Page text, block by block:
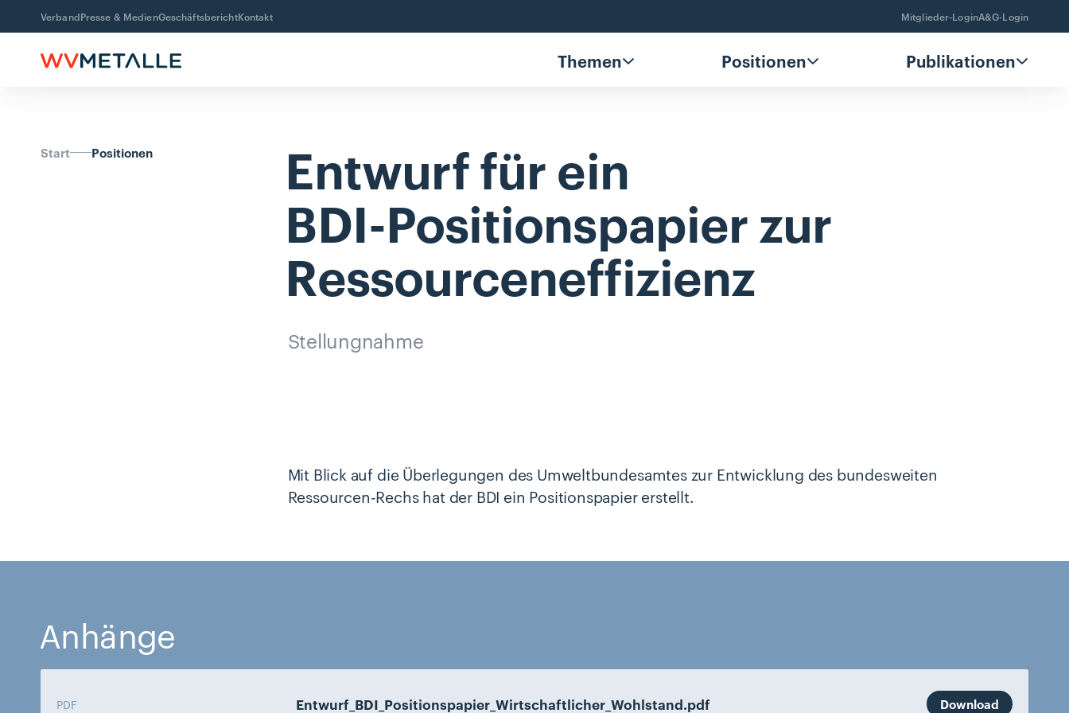
VerbandPresse & MedienGeschäftsberichtKontakt Mitglieder-LoginA&G-Login
Themen Positionen Publikationen
Start Positionen Entwurffürein
BDI-Positionspapierzur
Ressourceneffizienz
Stellungnahme
Mit Blick auf die Überlegungen des Umweltbundesamtes zur Entwicklung des bundesweiten
Ressourcen-Rechs hat der BDI ein Positionspapier erstellt.
Anhänge
PDF Entwurf_BDI_Positionspapier_Wirtschaftlicher_Wohlstand.pdf Download